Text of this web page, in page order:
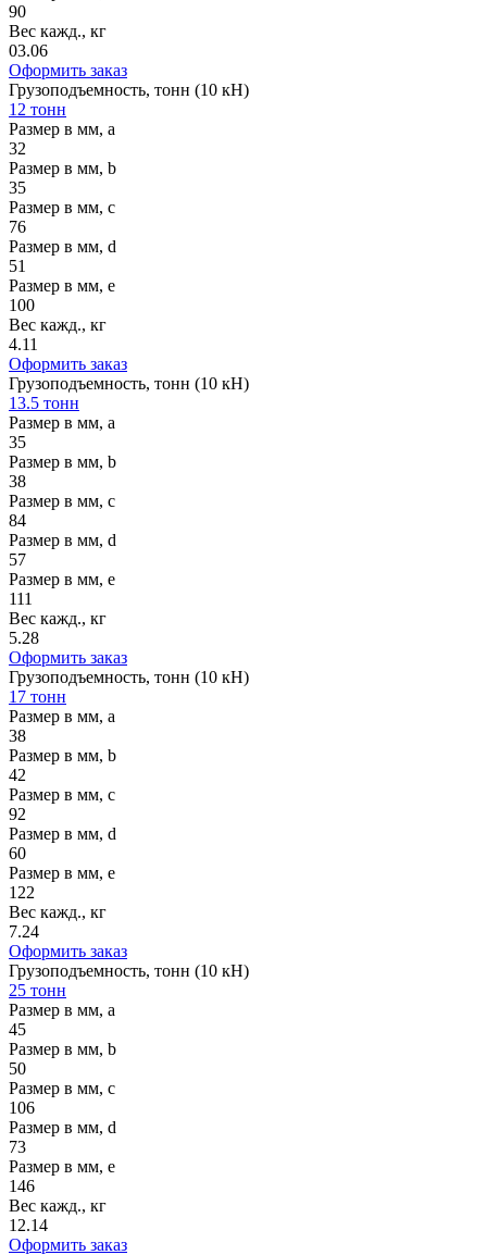
90
Вес кажд., кг
03.06
Оформить заказ
Грузоподъемность, тонн (10 кН)
12 тонн
Размер в мм, a
32
Размер в мм, b
35
Размер в мм, c
76
Размер в мм, d
51
Размер в мм, e
100
Вес кажд., кг
4.11
Оформить заказ
Грузоподъемность, тонн (10 кН)
13.5 тонн
Размер в мм, a
35
Размер в мм, b
38
Размер в мм, c
84
Размер в мм, d
57
Размер в мм, e
111
Вес кажд., кг
5.28
Оформить заказ
Грузоподъемность, тонн (10 кН)
17 тонн
Размер в мм, a
38
Размер в мм, b
42
Размер в мм, c
92
Размер в мм, d
60
Размер в мм, e
122
Вес кажд., кг
7.24
Оформить заказ
Грузоподъемность, тонн (10 кН)
25 тонн
Размер в мм, a
45
Размер в мм, b
50
Размер в мм, c
106
Размер в мм, d
73
Размер в мм, e
146
Вес кажд., кг
12.14
Оформить заказ